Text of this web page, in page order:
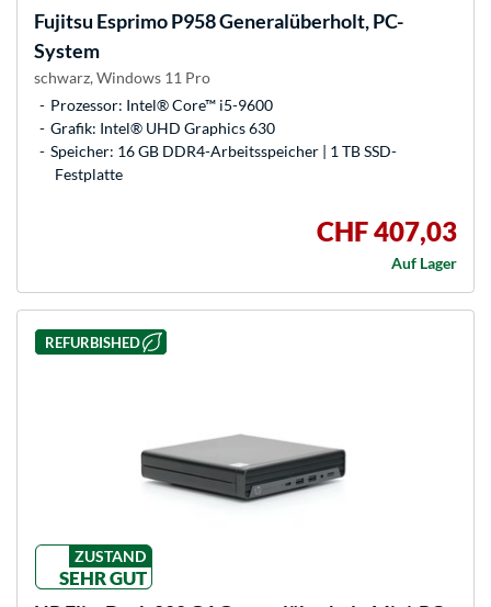
Fujitsu Esprimo P958 Generalüberholt, PC-
System
schwarz, Windows 11 Pro
Prozessor: Intel® Core™ i5-9600
Grafik: Intel® UHD Graphics 630
Speicher: 16 GB DDR4-Arbeitsspeicher | 1 TB SSD-
Festplatte
CHF 407,03
Auf Lager
REFURBISHED
ZUSTAND
SEHR GUT